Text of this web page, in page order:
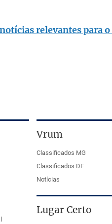
relevantes para o
Vrum
Classificados MG
Classificados DF
Notícias
Lugar Certo